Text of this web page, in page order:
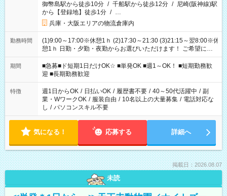
御幣島駅から徒歩10分 / 千船駅から徒歩12分 / 尼崎(阪神線)駅
から【登録地】徒歩1分 / …
兵庫・大阪エリアの物流倉庫内
勤務時間
(1)9:00～17:00※休憩1ｈ (2)17:30～21:30 (3)21:15～翌8:00※休
憩1ｈ 日勤・夕勤・夜勤からお選びいただけます！ ご希望に合
わせて働けるお仕事です(*^^*) 【その他選べる勤務時間】 8-17
時/9-17時/9-18時/10-18時/11-21時/18-22時/20-翌4時/21-翌5
時/22-翌6時/0-翌8時 ご自身のご都合で選んで頂ける完全自由シ
フト！
期間
■急募■ド短期1日だけOK☆ ■単発OK ■週1～OK！ ■短期勤務歓
迎 ■長期勤務歓迎
特徴 週1日からOK / 日払いOK / 履歴書不要 / 40～50代活躍中 / 副
業・WワークOK / 服装自由 / 10名以上の大量募集 / 電話対応な
し / パソコンスキル不要
気になる！ 応募する 詳細へ
掲載日：2026.08.07
未読